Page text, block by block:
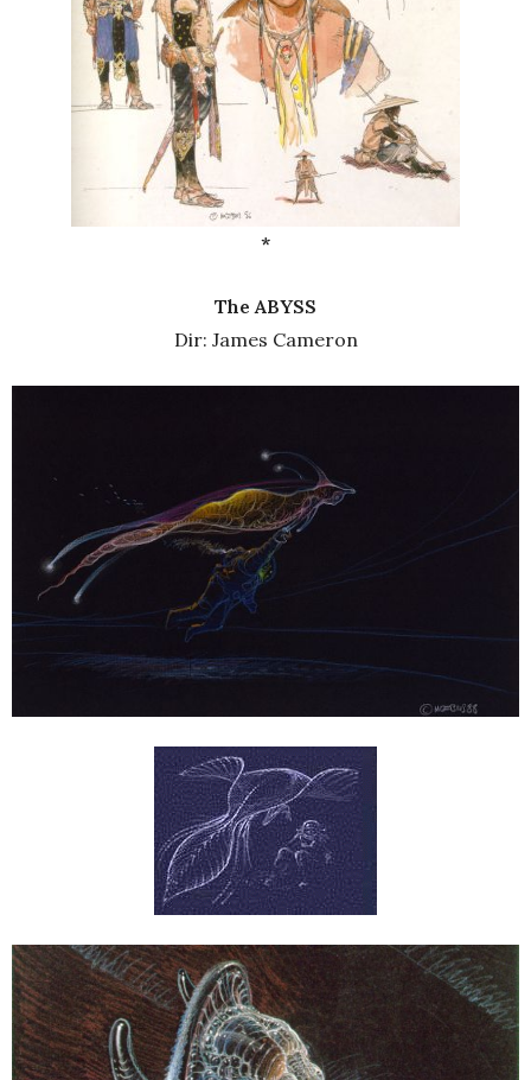
*
The ABYSS
Dir: James Cameron